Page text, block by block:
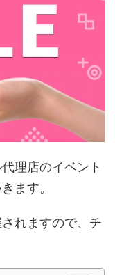
理店のイベント
ます。
れますので、チ